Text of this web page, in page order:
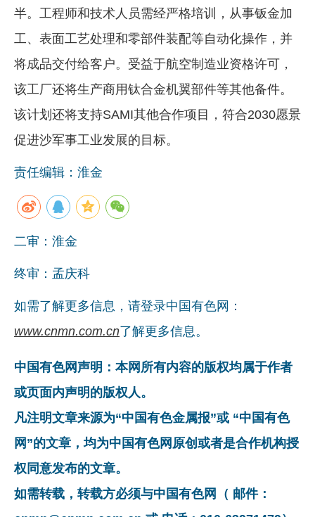
《资源再生》杂志
数字报
半。工程师和技术人员需经严格培训，从事钣金加
工、表面工艺处理和零部件装配等自动化操作，并
将成品交付给客户。受益于航空制造业资格许可，
该工厂还将生产商用钛合金机翼部件等其他备件。
该计划还将支持SAMI其他合作项目，符合2030愿景
促进沙军事工业发展的目标。
责任编辑：淮金
二审：淮金
终审：孟庆科
如需了解更多信息，请登录中国有色网：
www.cnmn.com.cn了解更多信息。
中国有色网声明：本网所有内容的版权均属于作者
或页面内声明的版权人。
凡注明文章来源为“中国有色金属报”或 “中国有色
网”的文章，均为中国有色网原创或者是合作机构授
权同意发布的文章。
如需转载，转载方必须与中国有色网（ 邮件：